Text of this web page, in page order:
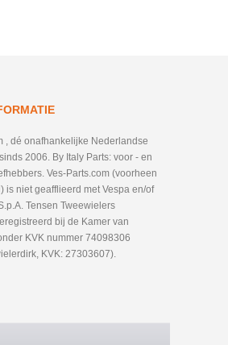
, dé onafhankelijke Nederlandse
2006. By Italy Parts: voor - en
Ves-Parts.com (voorheen
is niet geafflieerd met Vespa en/of
Tensen Tweewielers
bij de Kamer van
KVK nummer 74098306
KVK: 27303607).